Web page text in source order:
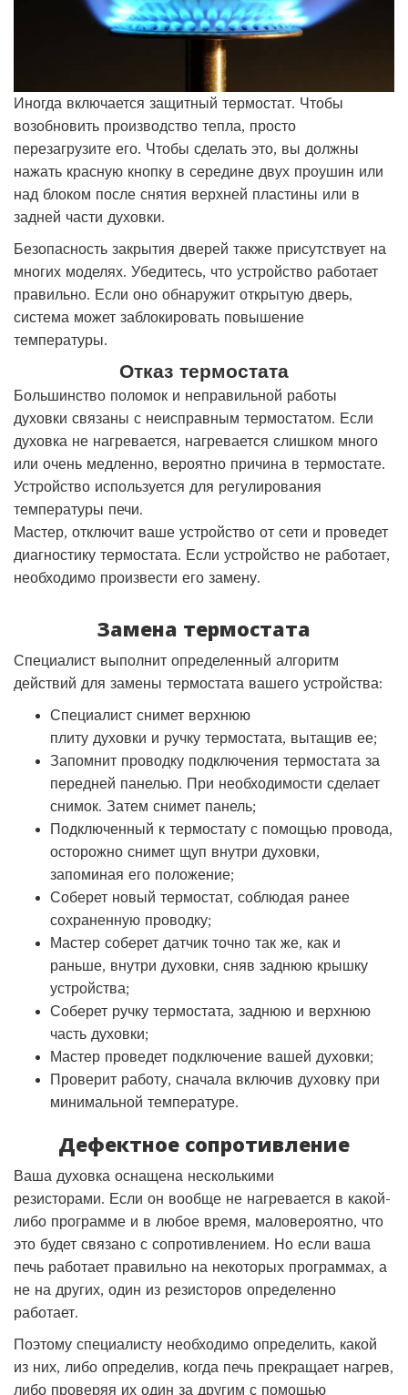
Иногда включается защитный термостат. Чтобы
возобновить производство тепла, просто
перезагрузите его. Чтобы сделать это, вы должны
нажать красную кнопку в середине двух проушин или
над блоком после снятия верхней пластины или в
задней части духовки.
Безопасность закрытия дверей также присутствует на
многих моделях. Убедитесь, что устройство работает
правильно. Если оно обнаружит открытую дверь,
система может заблокировать повышение
температуры.
Отказ термостата
Большинство поломок и неправильной работы
духовки связаны с неисправным термостатом. Если
духовка не нагревается, нагревается слишком много
или очень медленно, вероятно причина в термостате.
Устройство используется для регулирования
температуры печи.
Мастер, отключит ваше устройство от сети и проведет
диагностику термостата. Если устройство не работает,
необходимо произвести его замену.
Замена термостата
Специалист выполнит определенный алгоритм
действий для замены термостата вашего устройства:
Специалист снимет верхнюю
плиту духовки и ручку термостата, вытащив ее;
Запомнит проводку подключения термостата за
передней панелью. При необходимости сделает
снимок. Затем снимет панель;
Подключенный к термостату с помощью провода,
осторожно снимет щуп внутри духовки,
запоминая его положение;
Соберет новый термостат, соблюдая ранее
сохраненную проводку;
Мастер соберет датчик точно так же, как и
раньше, внутри духовки, сняв заднюю крышку
устройства;
Соберет ручку термостата, заднюю и верхнюю
часть духовки;
Мастер проведет подключение вашей духовки;
Проверит работу, сначала включив духовку при
минимальной температуре.
Дефектное сопротивление
Ваша духовка оснащена несколькими
резисторами. Если он вообще не нагревается в какой-
либо программе и в любое время, маловероятно, что
это будет связано с сопротивлением. Но если ваша
печь работает правильно на некоторых программах, а
не на других, один из резисторов определенно
работает.
Поэтому специалисту необходимо определить, какой
из них, либо определив, когда печь прекращает нагрев,
либо проверяя их один за другим с помощью